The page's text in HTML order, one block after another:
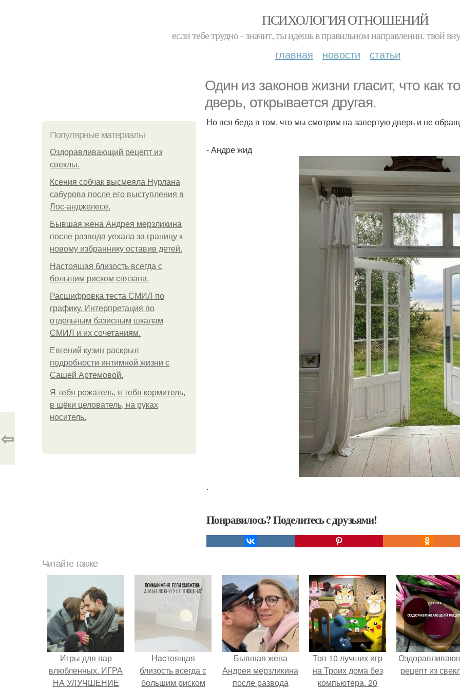
ПСИХОЛОГИЯ ОТНОШЕНИЙ
если тебе трудно - значит, ты идешь в правильном направлении. твой
главная новости статьи
Один из законов жизни гласит, что как
дверь, открывается другая.
Популярные материалы
Оздоравливающий рецепт из
свеклы.
Ксения собчак высмеяла Нурлана
сабурова после его выступления в
Лос-анджелесе.
Бывшая жена Андрея мерзликина
после развода уехала за границу к
новому избраннику оставив детей.
Hacтоящая близость всегда с
большим риском связана.
Расшифровка теста СМИЛ по
графику. Интерпретация по
отдельным базисным шкалам
СМИЛ и их сочетаниям.
Евгений кузин раскрыл
подробности интимной жизни с
Сашей Артемовой.
Я тебя рожатель, я тебя кормитель,
в щёки целователь, на руках
носитель.
Но вся беда в том, что мы смотрим на запертую дверь и не
- Андре жид
.
Понравилось? Поделитесь с друзьями!
⇦
Читайте также
Игры для пар
влюбленных. ИГРА
НА УЛУЧШЕНИЕ
Hacтоящая
близость всегда с
большим риском
Бывшая жена
Андрея мерзликина
после развода
Топ 10 лучших игр
на Троих дома без
компьютера. 20
рецепт из